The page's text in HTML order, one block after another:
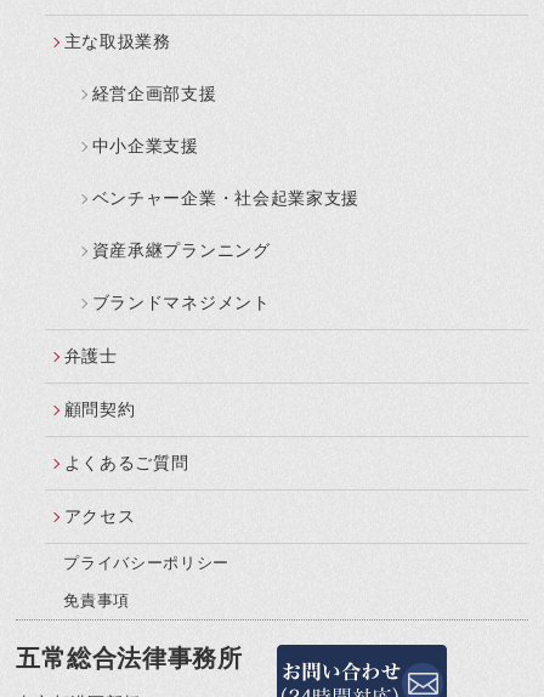
主な取扱業務
経営企画部支援
中小企業支援
ベンチャー企業・社会起業家支援
資産承継プランニング
ブランドマネジメント
弁護士
顧問契約
よくあるご質問
アクセス
プライバシーポリシー
免責事項
五常総合法律事務所